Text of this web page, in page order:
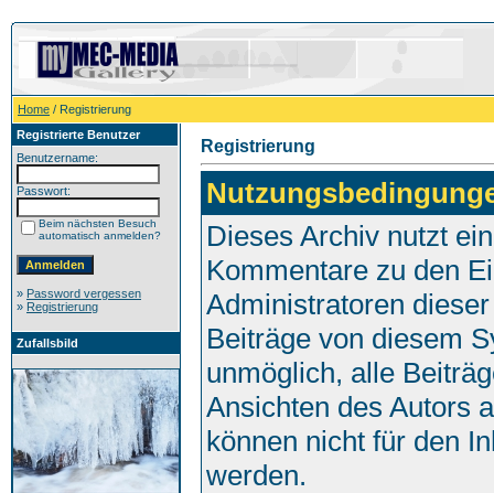
Home / Registrierung
Registrierte Benutzer
Benutzername:
Passwort:
Beim nächsten Besuch
automatisch anmelden?
» Password vergessen
» Registrierung
Zufallsbild
Registrierung
Dieses Archiv nutzt
Kommentare zu den
Administratoren
Beiträge von diesem
unmöglich, alle
Ansichten des Autors
können nicht für den
werden.